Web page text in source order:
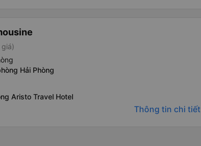
Hải Phòng
Aristo Travel Hotel
Thông tin chi tiết